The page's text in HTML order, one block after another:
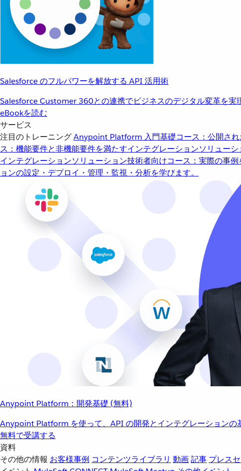
Salesforce のフルパワーを解放する API 活用術
Salesforce Customer 360との連携でビジネスのデジタル変革を実
eBookを読む
サービス
注目のトレーニングAnypoint Platform 入門基礎コース：公開さ
ス：機能要件と非機能要件を満たすインテグレーションソリューシ
インテグレーションソリューション技術者向けコース：実際の事例
ョンの設定・デプロイ・管理・監視・分析を学びます。
Anypoint Platform：開発基礎 (無料)
Anypoint Platform を使って、API の開発とインテグレーションの
無料で受講する
資料
その他の情報 お客様事例 コンテンツライブラリ 動画記事 プレス